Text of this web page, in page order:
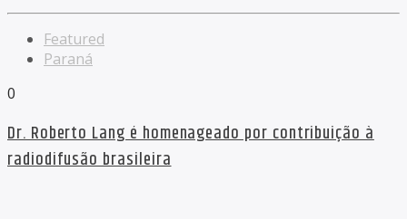
Featured
Paraná
0
Dr. Roberto Lang é homenageado por contribuição à
radiodifusão brasileira